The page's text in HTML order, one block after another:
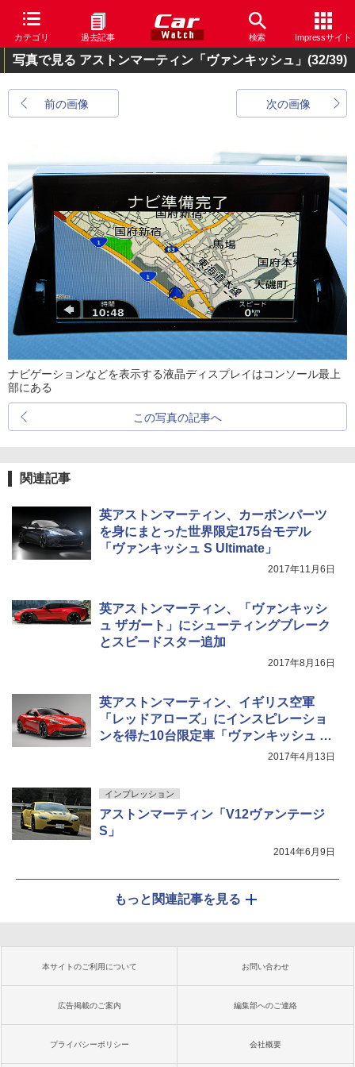
カテゴリ 過去記事 検索 Impressサイト
写真で見る アストンマーティン「ヴァンキッシュ」 (32/39)
前の画像 次の画像
ナビゲーションなどを表示する液晶ディスプレイはコンソール最上
部にある
この写真の記事へ
関連記事
英アストンマーティン、カーボンパーツ
を身にまとった世界限定175台モデル
「ヴァンキッシュ S Ultimate」
2017年11月6日
英アストンマーティン、「ヴァンキッシ
ュ ザガート」にシューティングブレーク
とスピードスター追加
2017年8月16日
英アストンマーティン、イギリス空軍
「レッドアローズ」にインスピレーショ
ンを得た10台限定車「ヴァンキッシュ S
2017年4月13日
インプレッション
アストンマーティン「V12ヴァンテージ
S」
2014年6月9日
もっと関連記事を見る
本サイトのご利用について お問い合わせ
広告掲載のご案内 編集部へのご連絡
プライバシーポリシー 会社概要